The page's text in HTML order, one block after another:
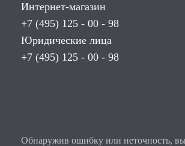
Интернет-магазин
+7 (495) 125 - 00 - 98
Юридические лица
+7 (495) 125 - 00 - 98
Обнаружив ошибку или неточность,